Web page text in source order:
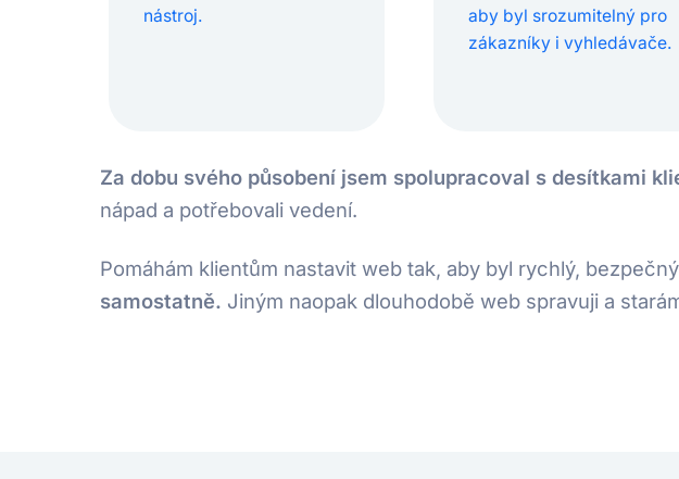
nástroj.
aby byl srozumitelný pro
zákazníky i vyhledávače.
Za dobu svého působení jsem spolupracoval s desítkami
nápad a potřebovali vedení.
Pomáhám klientům nastavit web tak, aby byl rychlý,
samostatně. Jiným naopak dlouhodobě web spravuji a